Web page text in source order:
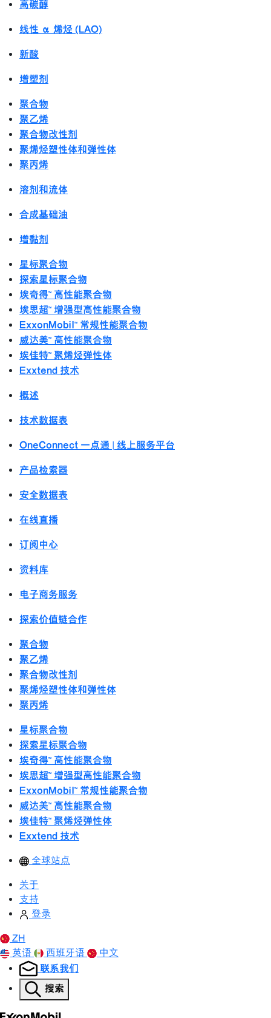
高碳醇
线性 α 烯烃 (LAO)
新酸
增塑剂
聚合物
聚乙烯
聚合物改性剂
聚烯烃塑性体和弹性体
聚丙烯
溶剂和流体
合成基础油
增黏剂
星标聚合物
探索星标聚合物
埃奇得™ 高性能聚合物
埃思超™ 增强型高性能聚合物
ExxonMobil™ 常规性能聚合物
威达美™ 高性能聚合物
埃佳特™ 聚烯烃弹性体
Exxtend 技术
概述
技术数据表
OneConnect 一点通 | 线上服务平台
产品检索器
安全数据表
在线直播
订阅中心
资料库
电子商务服务
探索价值链合作
聚合物
聚乙烯
聚合物改性剂
聚烯烃塑性体和弹性体
聚丙烯
星标聚合物
探索星标聚合物
埃奇得™ 高性能聚合物
埃思超™ 增强型高性能聚合物
ExxonMobil™ 常规性能聚合物
威达美™ 高性能聚合物
埃佳特™ 聚烯烃弹性体
Exxtend 技术
全球站点
关于
支持
登录
ZH
英语
西班牙语 中文
联系我们
搜索